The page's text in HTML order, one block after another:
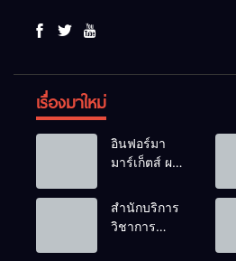
เรื่องมาใหม่
อินฟอร์มา
มาร์เก็ตส์ ผนึก
ธุรกิจท่อง
เที่ยว-บริการ
สำนักบริการ
วิชาการ